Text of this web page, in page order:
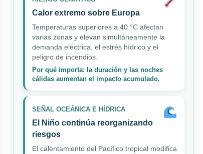
Calor extremo sobre Europa
Temperaturas superiores a 40 °C afectan
varias zonas y elevan simultáneamente la
demanda eléctrica, el estrés hídrico y el
peligro de incendios.
Por qué importa: la duración y las noches
cálidas aumentan el impacto acumulado.
SEÑAL OCEÁNICA E HÍDRICA
El Niño continúa reorganizando
riesgos
El calentamiento del Pacífico tropical modifica